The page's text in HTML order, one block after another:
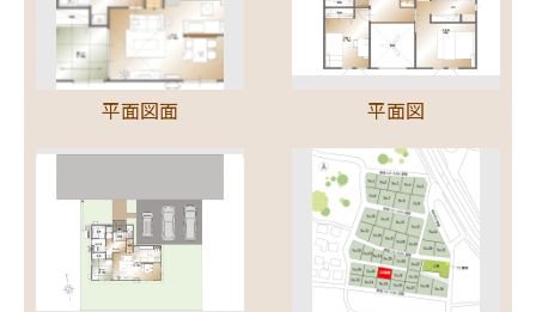
平面図面 平面図